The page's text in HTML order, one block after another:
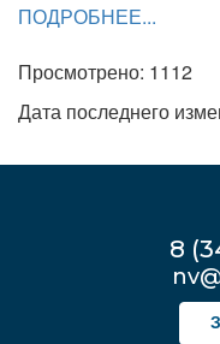
ПОДРОБНЕЕ...
Просмотрено: 1112
Дата последнего
8